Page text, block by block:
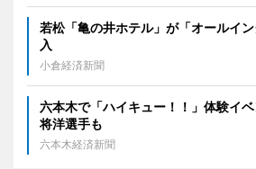
若松「亀の井ホテル」が「オールイ
入
小倉経済新聞
六本木で「ハイキュー！！」体験イ
将洋選手も
六本木経済新聞